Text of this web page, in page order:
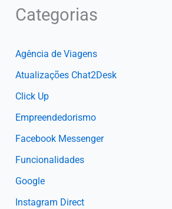
Categorias
Agência de Viagens
Atualizações Chat2Desk
Click Up
Empreendedorismo
Facebook Messenger
Funcionalidades
Google
Instagram Direct